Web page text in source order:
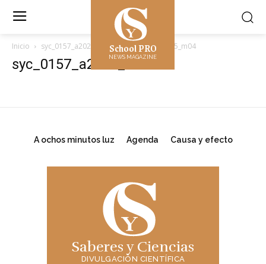
School PRO
NEWS MAGAZINE
Inicio syc_0157_a2025_m04 syc_0157_a2025_m04
syc_0157_a2025_m04
A ochos minutos luz Agenda Causa y efecto
Saberes y Ciencias
DIVULGACIÓN CIENTÍFICA